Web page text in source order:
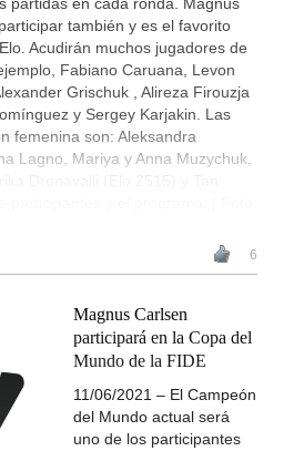
también y es el favorito
Acudirán muchos jugadores de
Fabiano Caruana, Levon
Grischuk , Alireza Firouzja
y Sergey Karjakin. Las
femenina son: Aleksandra
Lagno, Mariya y Anna Muzychuk,
6
Magnus Carlsen
participará en la Copa del
Mundo de la FIDE
11/06/2021 – El Campeón
del Mundo actual será
uno de los participantes